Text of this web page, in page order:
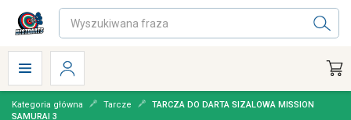
Kategoria główna Tarcze
TARCZA DO DARTA SIZALOWA MISSION
SAMURAI 3